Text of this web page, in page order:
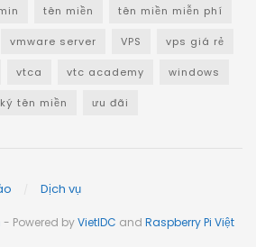
tên miền tên miền miễn phí
vmware server VPS vps giá rẻ
vtca vtc academy windows
tên miền ưu đãi
Dịch vụ
- Powered byVietIDC and Raspberry Pi Việt